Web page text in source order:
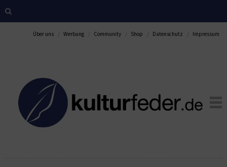
Über uns Werbung Community Shop Datenschutz Impressum